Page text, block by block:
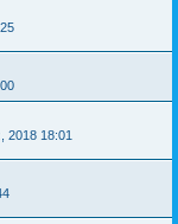
2018 18:01